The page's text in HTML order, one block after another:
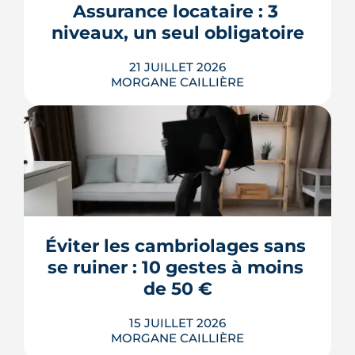
réservation, financement, signature
chez le notaire, suivi de la construction
et garanties ...
LIRE L'ARTICLE
Assurance locataire : 3
niveaux, un seul obligatoire
21 JUILLET 2026
MORGANE CAILLIÈRE
L'assurance habitation est obligatoire
pour tout locataire d'une résidence
principale, mais la garantie minimale
légale (les risques locatifs) ne protège
que le logement du propriétaire, pas
c'est une multirisque habitation qu'on
souscrit, et le vrai cho...
LIRE L'ARTICLE
Éviter les cambriolages sans
se ruiner : 10 gestes à moins
de 50 €
15 JUILLET 2026
MORGANE CAILLIÈRE